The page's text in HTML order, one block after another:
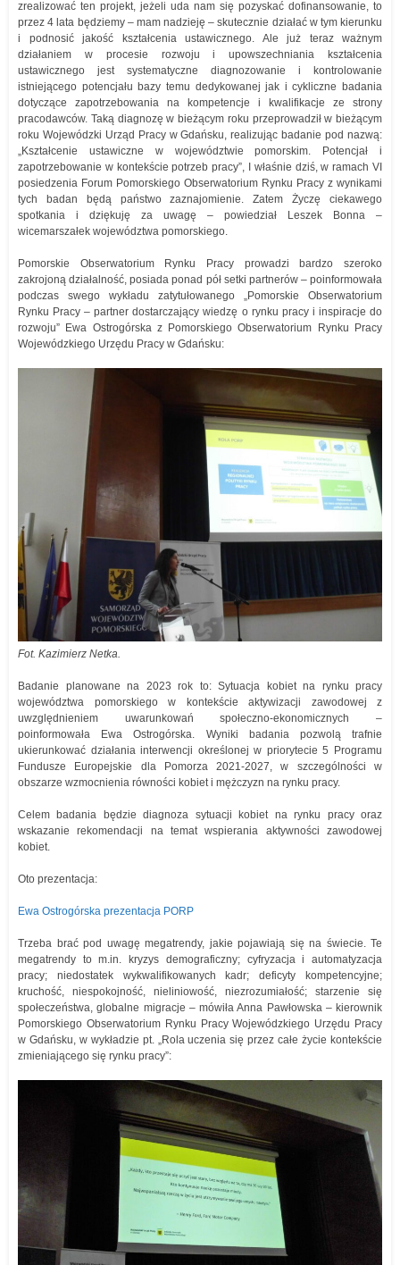
zrealizować ten projekt, jeżeli uda nam się pozyskać dofinansowanie, to
przez 4 lata będziemy – mam nadzieję – skutecznie działać w tym kierunku
i podnosić jakość kształcenia ustawicznego. Ale już teraz ważnym
działaniem w procesie rozwoju i upowszechniania kształcenia
ustawicznego jest systematyczne diagnozowanie i kontrolowanie
istniejącego potencjału bazy temu dedykowanej jak i cykliczne badania
dotyczące zapotrzebowania na kompetencje i kwalifikacje ze strony
pracodawców. Taką diagnozę w bieżącym roku przeprowadził w bieżącym
roku Wojewódzki Urząd Pracy w Gdańsku, realizując badanie pod nazwą:
„Kształcenie ustawiczne w województwie pomorskim. Potencjał i
zapotrzebowanie w kontekście potrzeb pracy”, I właśnie dziś, w ramach VI
posiedzenia Forum Pomorskiego Obserwatorium Rynku Pracy z wynikami
tych badan będą państwo zaznajomienie. Zatem Życzę ciekawego
spotkania i dziękuję za uwagę – powiedział Leszek Bonna –
wicemarszałek województwa pomorskiego.
Pomorskie Obserwatorium Rynku Pracy prowadzi bardzo szeroko
zakrojoną działalność, posiada ponad pół setki partnerów – poinformowała
podczas swego wykładu zatytułowanego „Pomorskie Obserwatorium
Rynku Pracy – partner dostarczający wiedzę o rynku pracy i inspiracje do
rozwoju” Ewa Ostrogórska z Pomorskiego Obserwatorium Rynku Pracy
Wojewódzkiego Urzędu Pracy w Gdańsku:
Fot. Kazimierz Netka.
Badanie planowane na 2023 rok to: Sytuacja kobiet na rynku pracy
województwa pomorskiego w kontekście aktywizacji zawodowej z
uwzględnieniem uwarunkowań społeczno-ekonomicznych –
poinformowała Ewa Ostrogórska. Wyniki badania pozwolą trafnie
ukierunkować działania interwencji określonej w priorytecie 5 Programu
Fundusze Europejskie dla Pomorza 2021-2027, w szczególności w
obszarze wzmocnienia równości kobiet i mężczyzn na rynku pracy.
Celem badania będzie diagnoza sytuacji kobiet na rynku pracy oraz
wskazanie rekomendacji na temat wspierania aktywności zawodowej
kobiet.
Oto prezentacja:
Ewa Ostrogórska prezentacja PORP
Trzeba brać pod uwagę megatrendy, jakie pojawiają się na świecie. Te
megatrendy to m.in. kryzys demograficzny; cyfryzacja i automatyzacja
pracy; niedostatek wykwalifikowanych kadr; deficyty kompetencyjne;
kruchość, niespokojność, nieliniowość, niezrozumiałość; starzenie się
społeczeństwa, globalne migracje – mówiła Anna Pawłowska – kierownik
Pomorskiego Obserwatorium Rynku Pracy Wojewódzkiego Urzędu Pracy
w Gdańsku, w wykładzie pt. „Rola uczenia się przez całe życie kontekście
zmieniającego się rynku pracy”: